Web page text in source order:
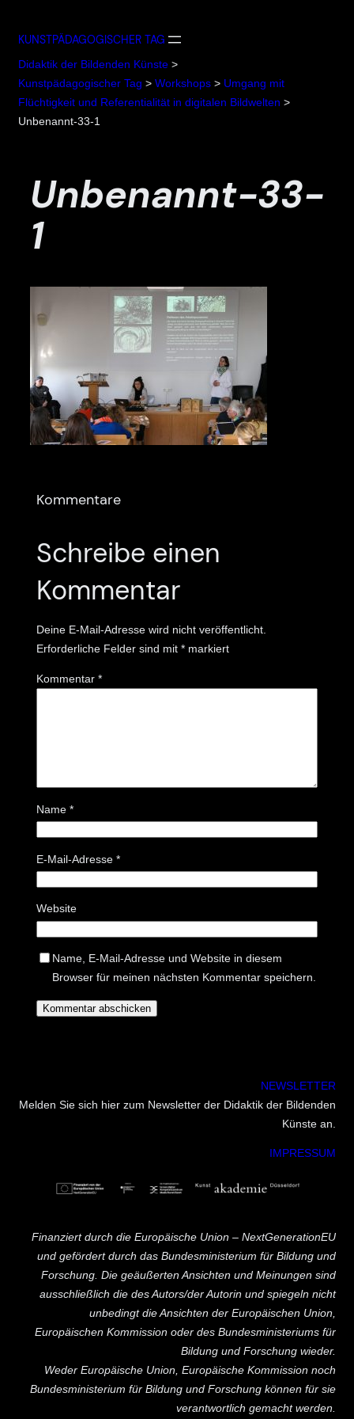
Inhalt
KUNSTPÄDAGOGISCHER TAG
Didaktik der Bildenden Künste >
Kunstpädagogischer Tag > Workshops > Umgang mit
Flüchtigkeit und Referentialität in digitalen Bildwelten >
Unbenannt-33-1
Unbenannt-33-
1
Kommentare
Schreibe einen
Kommentar
Deine E-Mail-Adresse wird nicht veröffentlicht.
Erforderliche Felder sind mit * markiert
Kommentar *
Name *
E-Mail-Adresse *
Website
Name, E-Mail-Adresse und Website in diesem
Browser für meinen nächsten Kommentar speichern.
NEWSLETTER
Melden Sie sich hier zum Newsletter der Didaktik der Bildenden
Künste an.
IMPRESSUM
Finanziert durch die Europäische Union – NextGenerationEU
und gefördert durch das Bundesministerium für Bildung und
Forschung. Die geäußerten Ansichten und Meinungen sind
ausschließlich die des Autors/der Autorin und spiegeln nicht
unbedingt die Ansichten der Europäischen Union,
Europäischen Kommission oder des Bundesministeriums für
Bildung und Forschung wieder.
Weder Europäische Union, Europäische Kommission noch
Bundesministerium für Bildung und Forschung können für sie
verantwortlich gemacht werden.